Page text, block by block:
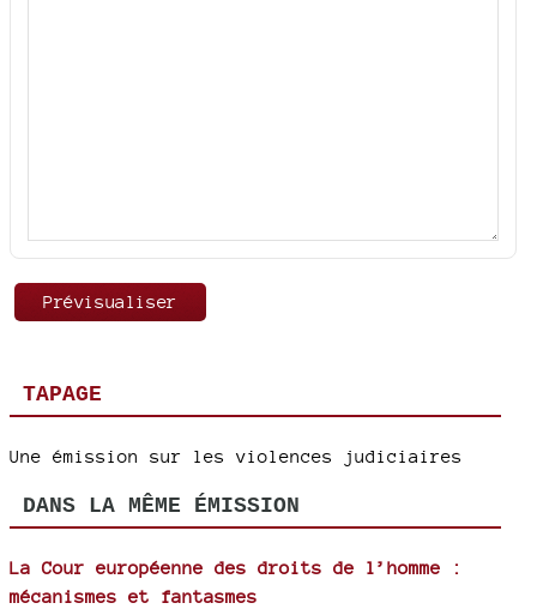
TAPAGE
Une émission sur les violences judiciaires
DANS LA MÊME ÉMISSION
La Cour européenne des droits de l’homme :
mécanismes et fantasmes